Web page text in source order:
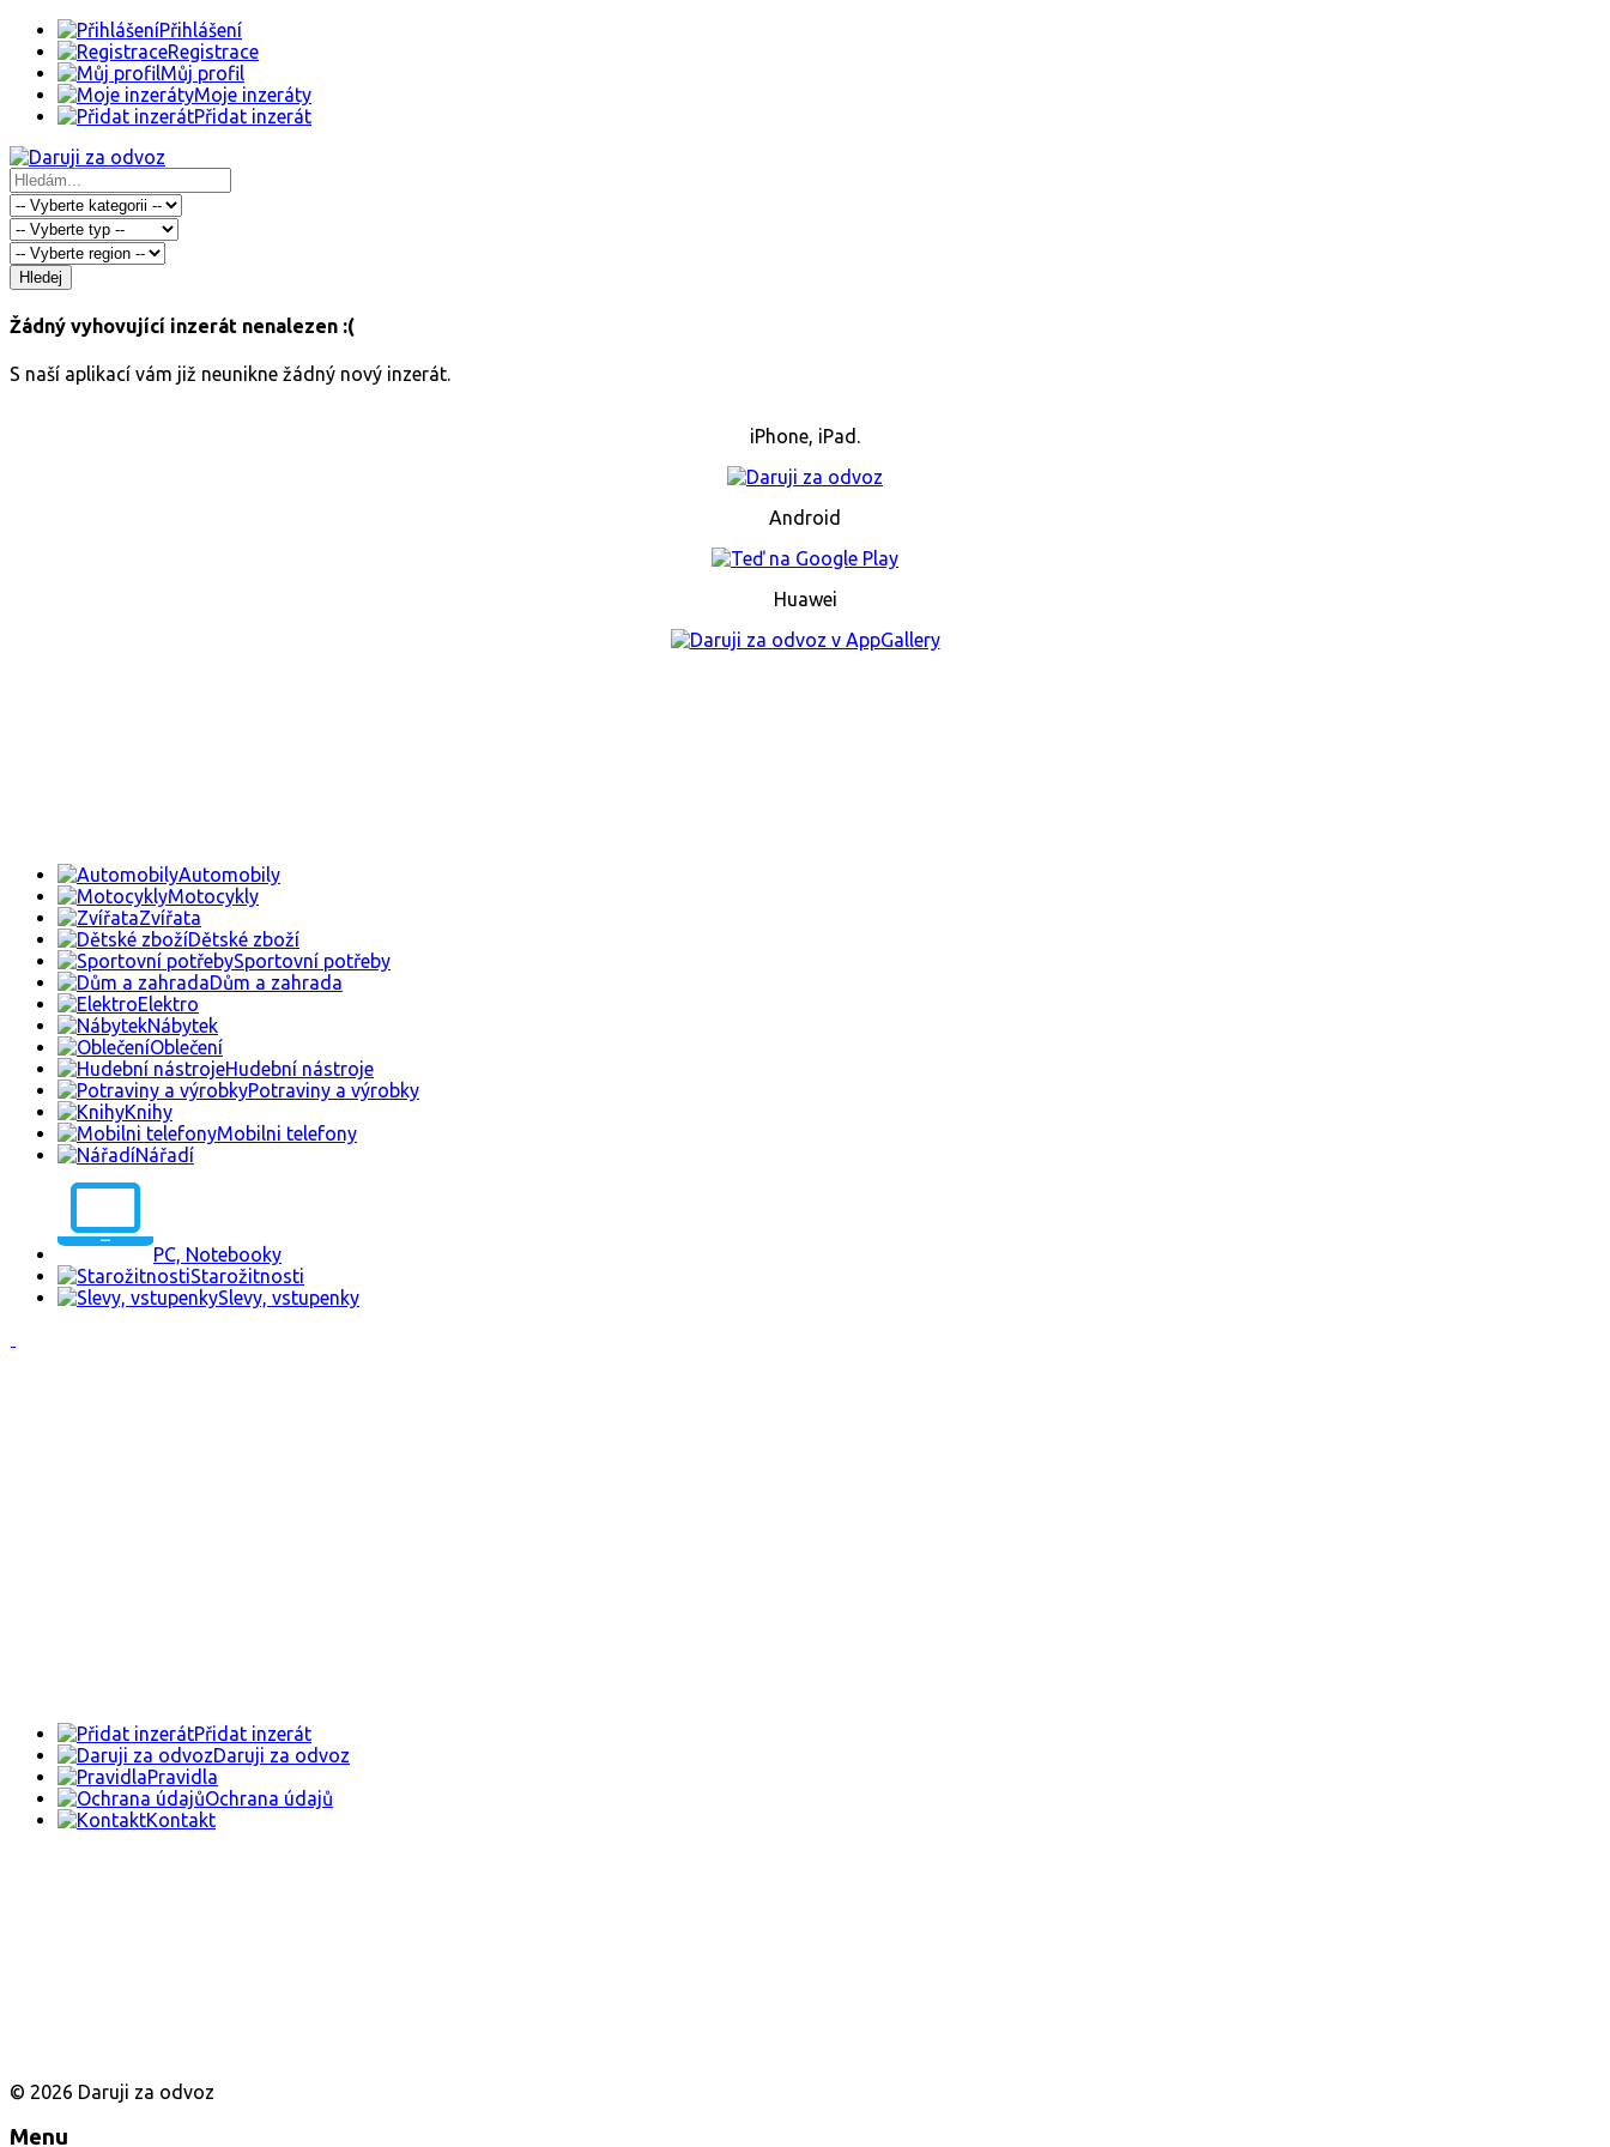
Přihlášení
Registrace
Můj profil
Moje inzeráty
Přidat inzerát
Hledej
Žádný vyhovující inzerát nenalezen :(
S naší aplikací vám již neunikne žádný nový inzerát.
iPhone, iPad.
Android
Huawei
Automobily
Motocykly
Zvířata
Dětské zboží
Sportovní potřeby
Dům a zahrada
Elektro
Nábytek
Oblečení
Hudební nástroje
Potraviny a výrobky
Knihy
Mobilni telefony
Nářadí
PC, Notebooky
Starožitnosti
Slevy, vstupenky
Přidat inzerát
Daruji za odvoz
Pravidla
Ochrana údajů
Kontakt
© 2026 Daruji za odvoz
Menu